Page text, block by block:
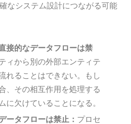
なシステム設計につながる可能
接的なデータフローは禁
ィから別の外部エンティテ
れることはできない。もし
、その相互作用を処理する
に欠けていることになる。
ータフローは禁止： プロセ